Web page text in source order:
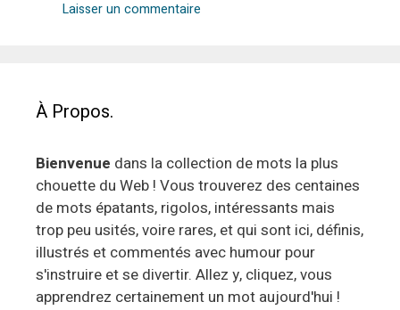
Laisser un commentaire
À Propos.
Bienvenue dans la collection de mots la plus
chouette du Web ! Vous trouverez des centaines
de mots épatants, rigolos, intéressants mais
trop peu usités, voire rares, et qui sont ici, définis,
illustrés et commentés avec humour pour
s'instruire et se divertir. Allez y, cliquez, vous
apprendrez certainement un mot aujourd'hui !